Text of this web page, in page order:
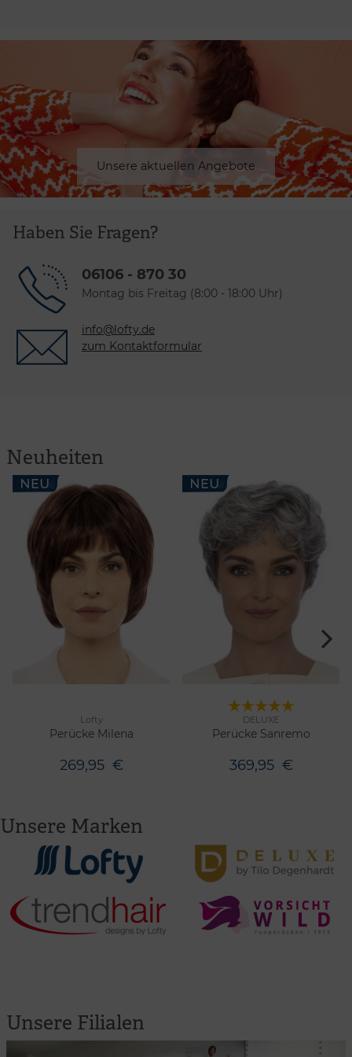
Unsere aktuellen Angebote
Haben Sie Fragen?
06106 - 870 30
Montag bis Freitag (8:00 - 18:00 Uhr)
info@lofty.de
zum Kontaktformular
Neuheiten
Lofty
Perücke Milena
269,95 €
6 FarbenDELUXE
Perücke Sanremo
369,95 €
Unsere Marken
Unsere Filialen